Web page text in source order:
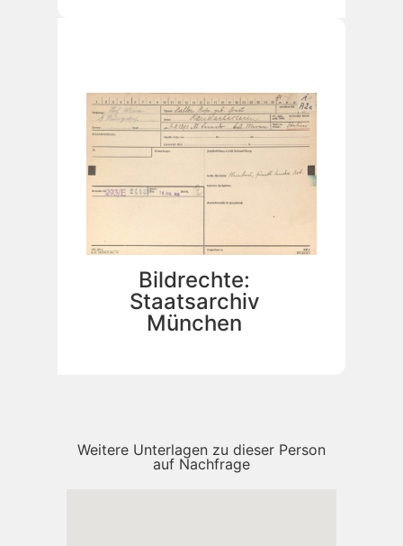
Bildrechte:
Staatsarchiv
München
Weitere Unterlagen zu dieser Person
auf Nachfrage